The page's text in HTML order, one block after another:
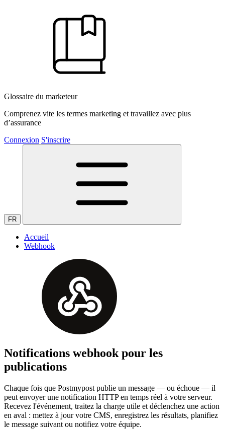
Glossaire du marketeur
Comprenez vite les termes marketing et travaillez avec plus
d’assurance
Connexion S'inscrire
FR
Accueil
Webhook
Notifications webhook pour les
publications
Chaque fois que Postmypost publie un message — ou échoue — il
peut envoyer une notification HTTP en temps réel à votre serveur.
Recevez l'événement, traitez la charge utile et déclenchez une action
en aval : mettez à jour votre CMS, enregistrez les résultats, planifiez
le message suivant ou notifiez votre équipe.